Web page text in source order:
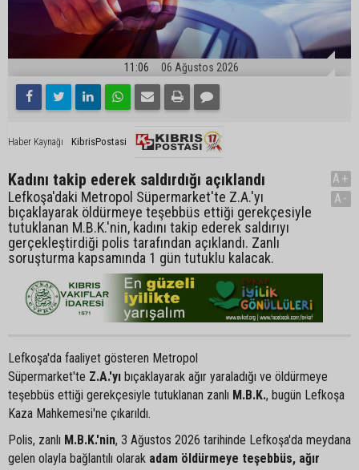
11:06 06 Ağustos 2026
Haber Kaynağı KibrisPostasi
Kadını takip ederek saldırdığı açıklandı
Lefkoşa'daki Metropol Süpermarket'te Z.A.'yı
bıçaklayarak öldürmeye teşebbüs ettiği gerekçesiyle
tutuklanan M.B.K.'nin, kadını takip ederek saldırıyı
gerçekleştirdiği polis tarafından açıklandı. Zanlı
soruşturma kapsamında 1 gün tutuklu kalacak.
A+
A-
Lefkoşa'da faaliyet gösteren Metropol
Süpermarket'te Z.A.'yı bıçaklayarak ağır yaraladığı ve öldürmeye
teşebbüs ettiği gerekçesiyle tutuklanan zanlı M.B.K., bugün Lefkoşa
Kaza Mahkemesi'ne çıkarıldı.
Polis, zanlı M.B.K.'nin, 3 Ağustos 2026 tarihinde Lefkoşa'da meydana
gelen olayla bağlantılı olarak adam öldürmeye teşebbüs, ağır